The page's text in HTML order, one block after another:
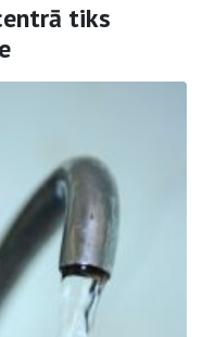
tiks